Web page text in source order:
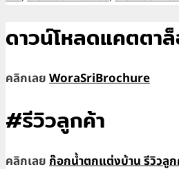
ดาวน์โหลดแคตตา
คลิกเลยWoraSriBrochure
#รีวิวลูกค้า
คลิกเลยก๊อกน้ำตกแต่งบ้าน รีวิวลู